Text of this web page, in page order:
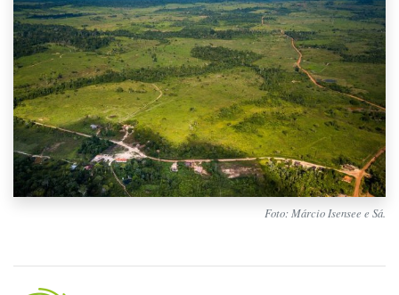
Foto: Márcio Isensee e Sá.